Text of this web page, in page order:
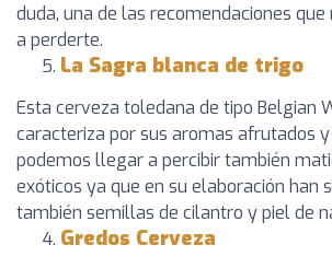
duda, una de las recomendaciones
a perderte.
La Sagra blanca de trigo
Esta cerveza toledana de tipo Belgian
caracteriza por sus aromas afrutados
podemos llegar a percibir también
exóticos ya que en su elaboración han
también semillas de cilantro y piel de
Gredos Cerveza